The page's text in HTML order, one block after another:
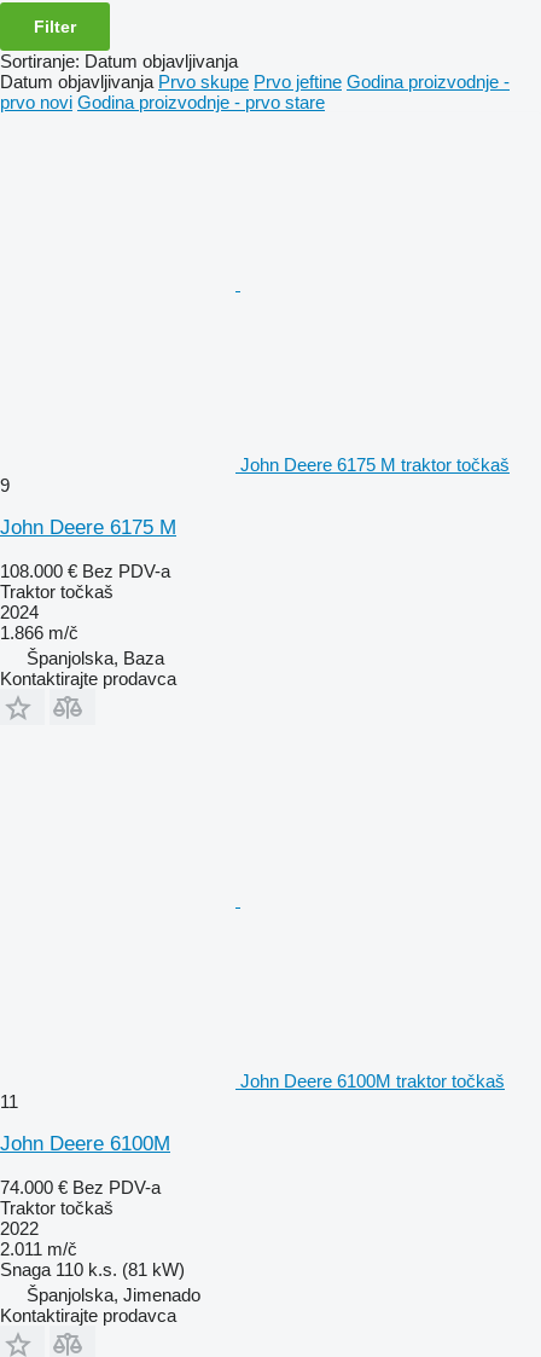
Filter
Sortiranje: Datum objavljivanja
Datum objavljivanja Prvo skupe Prvo jeftine Godina proizvodnje -
prvo novi Godina proizvodnje - prvo stare
John Deere 6175 M traktor točkaš
9
John Deere 6175 M
108.000 € Bez PDV-a
Traktor točkaš
2024
1.866 m/č
Španjolska, Baza
Kontaktirajte prodavca
John Deere 6100M traktor točkaš
11
John Deere 6100M
74.000 € Bez PDV-a
Traktor točkaš
2022
2.011 m/č
Snaga 110 k.s. (81 kW)
Španjolska, Jimenado
Kontaktirajte prodavca